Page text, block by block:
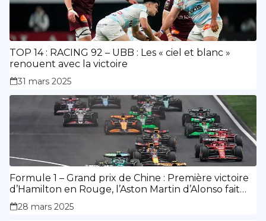
TOP 14 : RACING 92 – UBB : Les « ciel et blanc »
renouent avec la victoire
31 mars 2025
Formule 1 – Grand prix de Chine : Première victoire
d’Hamilton en Rouge, l’Aston Martin d’Alonso fait
des siennes.
28 mars 2025